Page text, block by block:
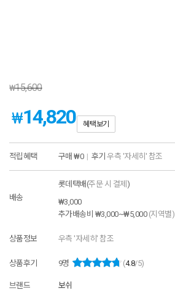
₩15,600
₩14,820 혜택보기
적립혜택 구매 ₩0 | 후기 우측 '자세히' 참조
배송
롯데택배(주문 시 결제 )
₩3,000
추가배송비 ₩3,000~₩5,000 (지역별)
상품정보 우측 '자세히' 참조
상품후기 9명 (4.8/5)
브랜드 보쉬